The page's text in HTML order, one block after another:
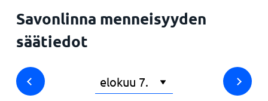
Savonlinna menneisyyden
säätiedot